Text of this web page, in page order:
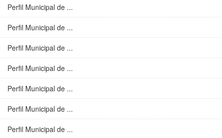
Perfil Municipal de ...
Perfil Municipal de ...
Perfil Municipal de ...
Perfil Municipal de ...
Perfil Municipal de ...
Perfil Municipal de ...
Perfil Municipal de ...